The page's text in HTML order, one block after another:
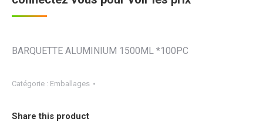
BARQUETTE ALUMINIUM 1500ML *100PC
Catégorie : Emballages
Share this product